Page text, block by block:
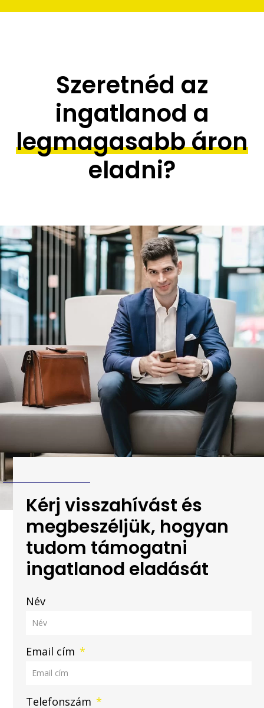
Szeretnéd az
ingatlanod a
legmagasabb áron
eladni?
Kérj visszahívást és
megbeszéljük, hogyan
tudom támogatni
ingatlanod eladását
Név
Email cím
Telefonszám